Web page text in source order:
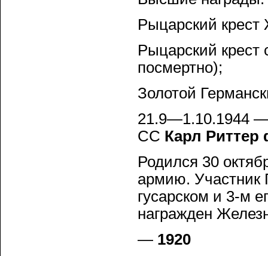
Рыцарский крест
Рыцарский крест
посмертно);
Золотой
21.9—1.10.1944
СС Карл
Родился 30
армию. Участник
гусарском и 3-м
награжден
— 1920